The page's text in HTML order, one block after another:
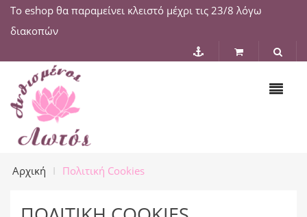
Το eshop θα παραμείνει κλειστό μέχρι τις 23/8 λόγω
διακοπών
Αρχική Πολιτική Cookies